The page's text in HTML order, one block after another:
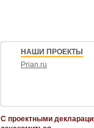
НАШИ ПРОЕКТЫ
Prian.ru
С проектными